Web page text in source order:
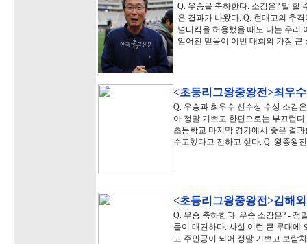
Q. 우승을 축하한다. 소감은? 말 할
은 결과가 나왔다. Q. 현대고의 추
널티킥을 허용했을 때도 나는 우리
얻어진 믿음이 이번 대회의 가장
<초등리그왕중왕전>최우
Q. 우승과 최우수 선수상 수상 소감
아 정말 기쁘고 한편으로는 부끄럽
초등학교 마지막 경기에서 좋은 결
수고했다고 전하고 싶다. Q. 왕중왕
<초등리그왕중왕전>김해
Q. 우승 축하한다. 우승 소감은? - 정
들이 대견하다. 사실 이런 큰 무대에
고 주인공이 되어 정말 기쁘고 보람